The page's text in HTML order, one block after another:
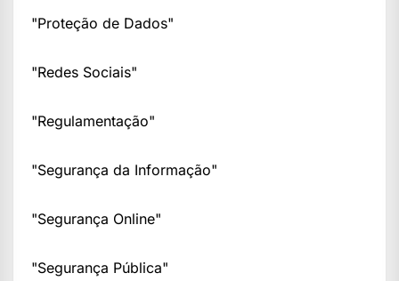
"Proteção de Dados"
"Redes Sociais"
"Regulamentação"
"Segurança da Informação"
"Segurança Online"
"Segurança Pública"